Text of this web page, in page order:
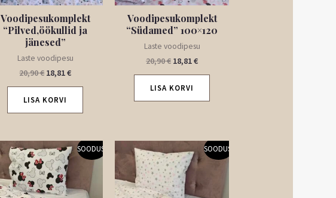
Voodipesukomplekt
“Pilved,öökullid ja
jänesed”
Laste voodipesu
20,90€18,81€
LISA KORVI
Voodipesukomplekt
“Südamed” 100×120
Laste voodipesu
20,90€ 18,81€
LISA KORVI
SOODUS!
Algne
hind
oli:
23,90 €.
Praegune
hind
21,51 €.
SOODUS!
Algne
hind
oli:
23,90 €.
Praegune
hind